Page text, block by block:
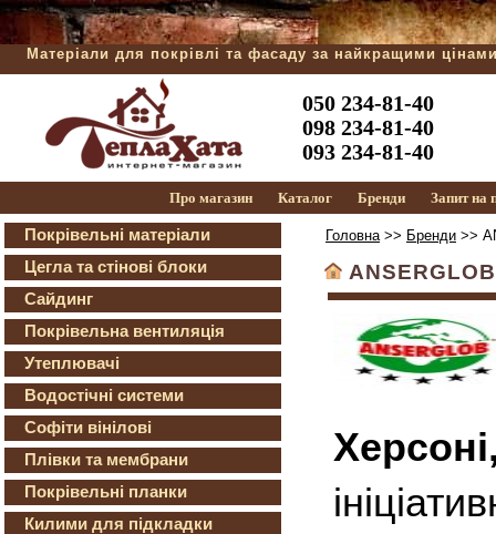
Матеріали для покрівлі та фасаду за найкращими
050 234-81-40
098 234-81-40
093 234-81-40
Про магазин Каталог Бренди Запит на
Покрівельні матеріали
Цегла та стінові блоки
Сайдинг
Покрівельна вентиляція
Утеплювачі
Водостічні системи
Софіти вінілові
Плівки та мембрани
Покрівельні планки
Килими для підкладки
Головна>> Бренди >>
ANSERGLOB